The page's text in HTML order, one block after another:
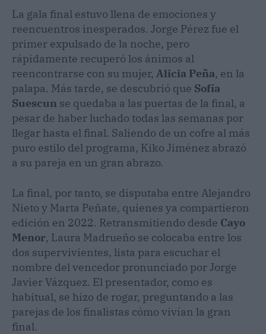
La gala final estuvo llena de emociones y
reencuentros inesperados. Jorge Pérez fue el
primer expulsado de la noche, pero
rápidamente recuperó los ánimos al
reencontrarse con su mujer, Alicia Peña, en la
palapa. Más tarde, se descubrió que Sofía
Suescun se quedaba a las puertas de la final, a
pesar de haber luchado todas las semanas por
llegar hasta el final. Saliendo de un cofre al más
puro estilo del programa, Kiko Jiménez abrazó
a su pareja en un gran abrazo.
La final, por tanto, se disputaba entre Alejandro
Nieto y Marta Peñate, quienes ya compartieron
edición en 2022. Retransmitiendo desde Cayo
Menor, Laura Madrueño se colocaba entre los
dos supervivientes, lista para escuchar el
nombre del vencedor pronunciado por Jorge
Javier Vázquez. El presentador, como es
habitual, se hizo de rogar, preguntando a las
parejas de los finalistas cómo vivían la gran
final.